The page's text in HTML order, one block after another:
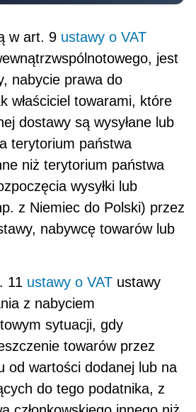
w art. 9 ustawy o VAT
jest
nabycie prawa do
właściciel towarami, które
dostawy są wysyłane lub
terytorium państwa
niż terytorium państwa
wysyłki lub
z Niemiec do Polski) przez
nabywcę towarów lub
11 ustawy o VAT ustawy
z nabyciem
sytuacji, gdy
towarów przez
od wartości dodanej lub na
do tego podatnika, z